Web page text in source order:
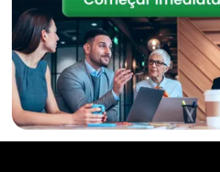
Empresa De Manipulador De
Manipulador De Tambores
Empresa De Manipulador De
Manipulador De Tambores